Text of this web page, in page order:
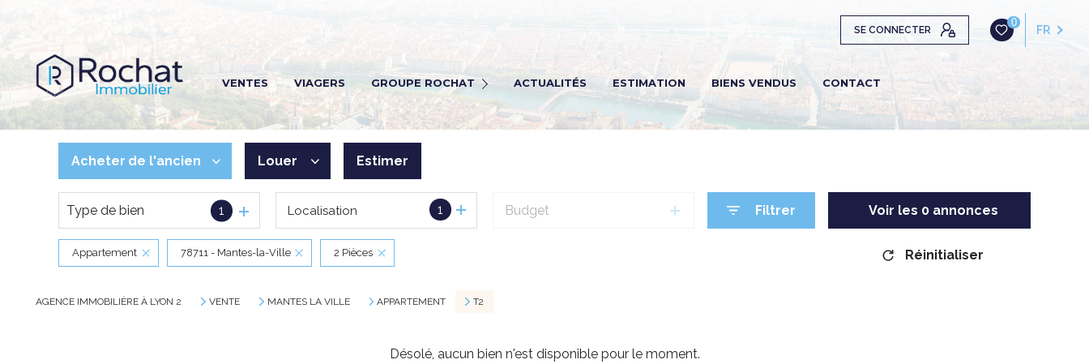
SE CONNECTER
0
FR
VENTES VIAGERS GROUPE ROCHAT
Rochat transaction
Rochat Viagers
Rochat gestion
Rectrutement
ACTUALITÉS ESTIMATION BIENS VENDUS CONTACT
Acheter de l'ancien
De l'ancien
Louer
à l'année
Estimer
Type de bien 1 1
Localisation Budget Filtrer Voir les 0 annonces
Appartement 78711 - Mantes-la-Ville 2 Pièces Réinitialiser
AGENCE IMMOBILIÈRE À LYON 2 VENTE MANTES LA VILLE APPARTEMENT T2
Désolé, aucun bien n'est disponible pour le moment.